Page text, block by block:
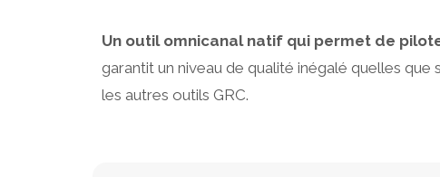
Un outil omnicanal natif qui permet de
garantit un niveau de qualité inégalé quelles que
les autres outils GRC.